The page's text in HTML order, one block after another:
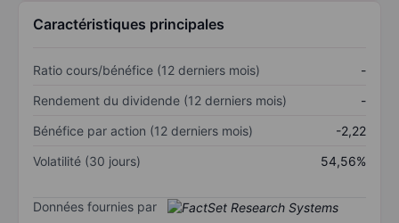
Caractéristiques principales
Ratio cours/bénéfice (12 derniers mois)
-
Rendement du dividende (12 derniers mois)
-
Bénéfice par action (12 derniers mois)
-2,22
Volatilité (30 jours)
54,56%
Données fournies par